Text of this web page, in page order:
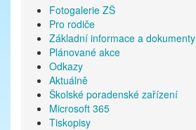
Fotogalerie ZŠ
Pro rodiče
Základní informace a dokumenty
Plánované akce
Odkazy
Aktuálně
Školské poradenské zařízení
Microsoft 365
Tiskopisy